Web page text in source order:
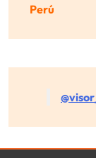
Perú